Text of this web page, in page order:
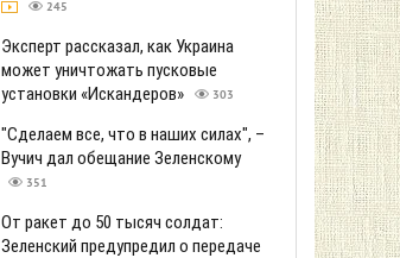
245
Эксперт рассказал, как Украина
может уничтожать пусковые
установки «Искандеров»
303
"Сделаем все, что в наших силах", –
Вучич дал обещание Зеленскому
351
От ракет до 50 тысяч солдат:
Зеленский предупредил о передаче